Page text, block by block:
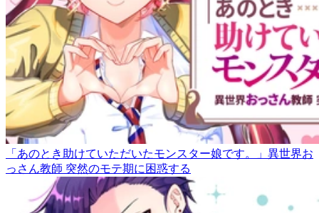
「あのとき助けていただいたモンスター娘です。」異世界お
っさん教師 突然のモテ期に困惑する